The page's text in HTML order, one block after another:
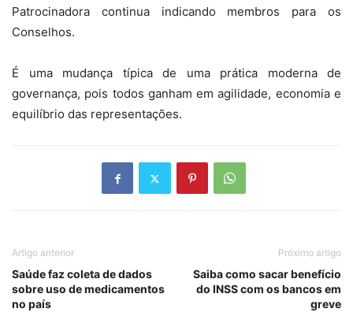
Patrocinadora continua indicando membros para os
Conselhos.
É uma mudança típica de uma prática moderna de
governança, pois todos ganham em agilidade, economia e
equilíbrio das representações.
Artigo anterior
Saúde faz coleta de dados
sobre uso de medicamentos
no país
Próximo artigo
Saiba como sacar benefício
do INSS com os bancos em
greve